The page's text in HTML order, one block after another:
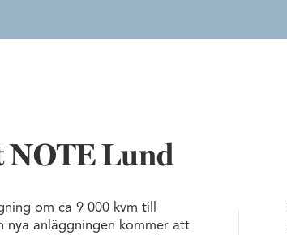
NOTE Lund
om ca 9 000 kvm till
nya anläggningen kommer att